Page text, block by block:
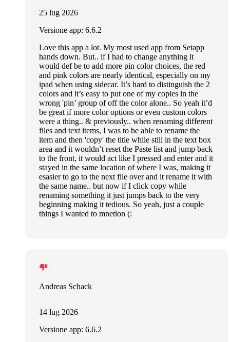
25 lug 2026
Versione app: 6.6.2
Love this app a lot. My most used app from Setapp
hands down. But.. if I had to change anything it
would def be to add more pin color choices, the red
and pink colors are nearly identical, especially on my
ipad when using sidecar. It’s hard to distinguish the 2
colors and it’s easy to put one of my copies in the
wrong 'pin’ group of off the color alone.. So yeah it’d
be great if more color options or even custom colors
were a thing.. & previously.. when renaming different
files and text items, I was to be able to rename the
item and then 'copy' the title while still in the text box
area and it wouldn’t reset the Paste list and jump back
to the front, it would act like I pressed and enter and it
stayed in the same location of where I was, making it
esasier to go to the next file over and it rename it with
the same name.. but now if I click copy while
renaming something it just jumps back to the very
beginning making it tedious. So yeah, just a couple
things I wanted to mnetion (:
Andreas Schack
14 lug 2026
Versione app: 6.6.2